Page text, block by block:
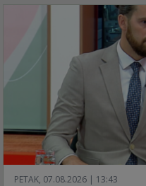
PETAK, 07.08.2026 | 13:43